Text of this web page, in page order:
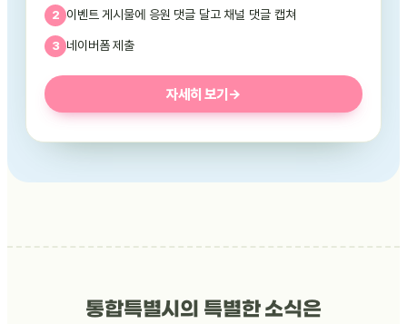
이벤트 게시물에 응원 댓글 달고 채널 댓글 캡쳐
네이버폼 제출
자세히 보기→
통합특별시의 특별한 소식은